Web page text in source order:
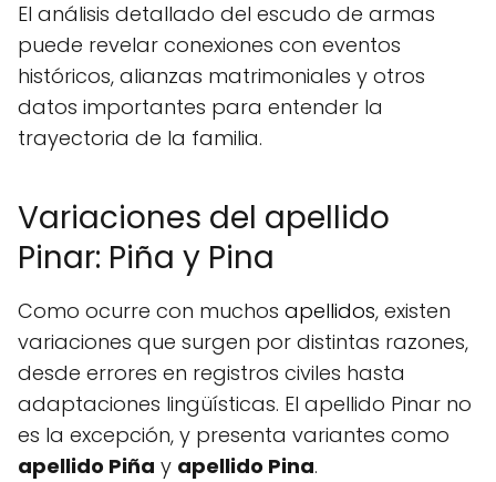
El análisis detallado del escudo de armas
puede revelar conexiones con eventos
históricos, alianzas matrimoniales y otros
datos importantes para entender la
trayectoria de la familia.
Variaciones del apellido
Pinar: Piña y Pina
Como ocurre con muchos apellidos, existen
variaciones que surgen por distintas razones,
desde errores en registros civiles hasta
adaptaciones lingüísticas. El apellido Pinar no
es la excepción, y presenta variantes como
apellido Piña y apellido Pina.